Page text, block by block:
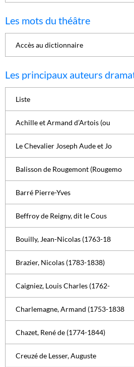
Les mots du théâtre
Accès au dictionnaire
Les principaux auteurs
Liste
Achille et Armand d’Artois (ou
Le Chevalier Joseph Aude et Jo
Balisson de Rougemont (Rougemo
Barré Pierre-Yves
Beffroy de Reigny, dit le Cous
Bouilly, Jean-Nicolas (1763-18
Brazier, Nicolas (1783-1838)
Caigniez, Louis Charles (1762-
Charlemagne, Armand (1753-1838
Chazet, René de (1774-1844)
Creuzé de Lesser, Auguste